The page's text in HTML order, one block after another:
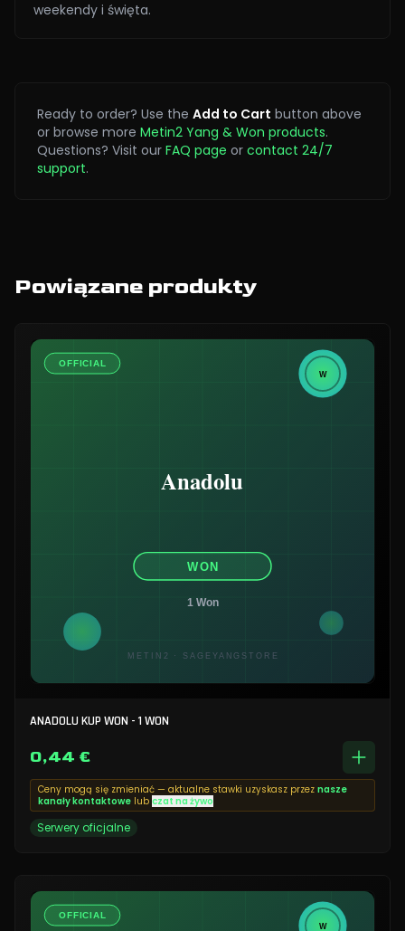
weekendy i święta.
Ready to order? Use the Add to Cart button above
or browse more Metin2 Yang & Won products.
Questions? Visit our FAQ page or contact 24/7
support.
Powiązane produkty
ANADOLU KUP WON - 1 WON
0,44 €
Ceny mogą się zmieniać — aktualne stawki uzyskasz przez nasze
kanały kontaktowe lub czat na żywo
Serwery oficjalne